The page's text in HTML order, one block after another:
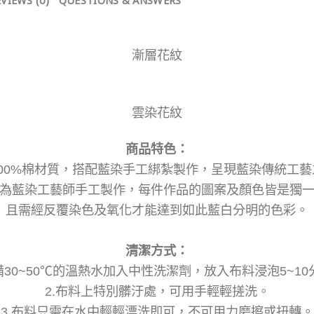
漸層花紋
雲染花紋
商品特色：
棉材質，搭配藍染手工綁紮製作，呈現藍染傳統工
藍染工藝師手工製作，每件作品的圖案及顏色皆是獨
且需經反覆染色及氧化才能達到如此藍白分明的色彩。
清潔方式：
30~50℃的溫熱水加入中性洗潔劑，放入布料浸泡5~10
2.布料上特別髒汙處，可用手輕輕搓洗。